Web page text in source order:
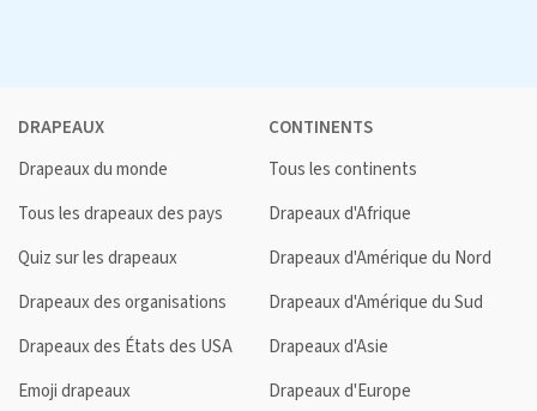
DRAPEAUX
Drapeaux du monde
Tous les drapeaux des pays
Quiz sur les drapeaux
Drapeaux des organisations
Drapeaux des États des USA
Emoji drapeaux
CONTINENTS
Tous les continents
Drapeaux d'Afrique
Drapeaux d'Amérique du Nord
Drapeaux d'Amérique du Sud
Drapeaux d'Asie
Drapeaux d'Europe